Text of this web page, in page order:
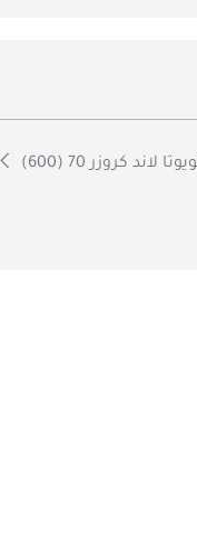
لاند كروزر 70 (600)